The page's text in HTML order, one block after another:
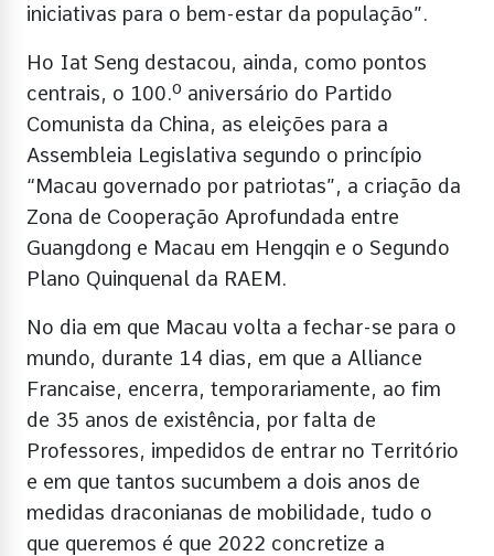
iniciativas para o bem-estar da população”.
Ho Iat Seng destacou, ainda, como pontos
centrais, o 100.º aniversário do Partido
Comunista da China, as eleições para a
Assembleia Legislativa segundo o princípio
“Macau governado por patriotas”, a criação da
Zona de Cooperação Aprofundada entre
Guangdong e Macau em Hengqin e o Segundo
Plano Quinquenal da RAEM.
No dia em que Macau volta a fechar-se para o
mundo, durante 14 dias, em que a Alliance
Francaise, encerra, temporariamente, ao fim
de 35 anos de existência, por falta de
Professores, impedidos de entrar no Território
e em que tantos sucumbem a dois anos de
medidas draconianas de mobilidade, tudo o
que queremos é que 2022 concretize a